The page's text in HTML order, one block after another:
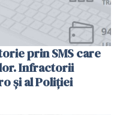
prin SMS care
Infractorii
și al Poliției